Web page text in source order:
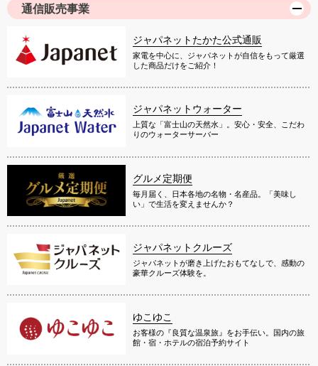
通信販売事業
ジャパネットたかた公式通販
家電を中心に、ジャパネットが自信をもって厳選
した商品だけをご紹介！
ジャパネットウォーター
上質な「富士山の天然水」。安心・安全、こだわ
りのウォーターサーバー
グルメ定期便
毎月届く、日本各地の名物・名産品。「美味し
い」で生活を変えませんか？
ジャパネットクルーズ
ジャパネットが磨き上げたおもてなしで、感動の
豪華クルーズ体験を。
ゆこゆこ
お客様の『良質な温泉旅』をお手伝い。国内の旅
館・宿・ホテルの宿泊予約サイト